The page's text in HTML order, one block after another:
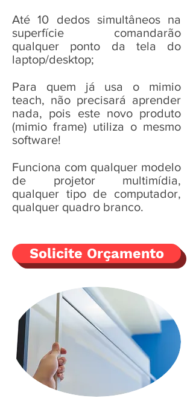
Até 10 dedos simultâneos na
superfície comandarão
qualquer ponto da tela do
laptop/desktop;
Para quem já usa o mimio
teach, não precisará aprender
nada, pois este novo produto
(mimio frame) utiliza o mesmo
software!
Funciona com qualquer modelo
de projetor multimídia,
qualquer tipo de computador,
qualquer quadro branco.
Solicite Orçamento